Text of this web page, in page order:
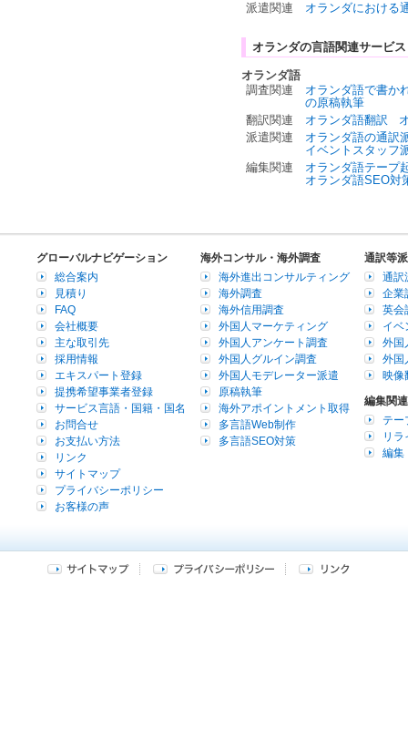
派遣関連
オランダにおける
オランダの言語関連サービス
オランダ語
調査関連
オランダ語で書か
の原稿執筆
翻訳関連
オランダ語翻訳
派遣関連
オランダ語の通訳
イベントスタッフ
編集関連
オランダ語テープ
オランダ語SEO対
グローバルナビゲーション
総合案内
見積り
FAQ
会社概要
主な取引先
採用情報
エキスパート登録
提携希望事業者登録
サービス言語・国籍・国名
お問合せ
お支払い方法
リンク
サイトマップ
プライバシーポリシー
お客様の声
海外コンサル・海外調査
海外進出コンサルティング
海外調査
海外信用調査
外国人マーケティング
外国人アンケート調査
外国人グルイン調査
外国人モデレーター派遣
原稿執筆
海外アポイントメント取得
多言語Web制作
多言語SEO対策
通訳等
通訳
企業
英会
イベ
外国
外国
映像
編集関連
テー
リラ
編集